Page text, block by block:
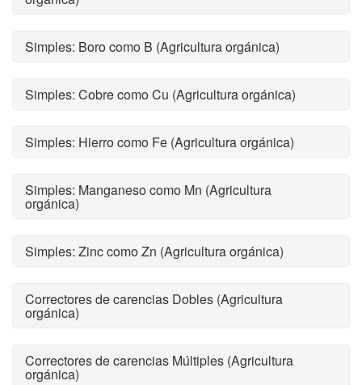
Simples: Boro como B (Agricultura orgánica)
Simples: Cobre como Cu (Agricultura orgánica)
Simples: Hierro como Fe (Agricultura orgánica)
Simples: Manganeso como Mn (Agricultura
orgánica)
Simples: Zinc como Zn (Agricultura orgánica)
Correctores de carencias Dobles (Agricultura
orgánica)
Correctores de carencias Múltiples (Agricultura
orgánica)